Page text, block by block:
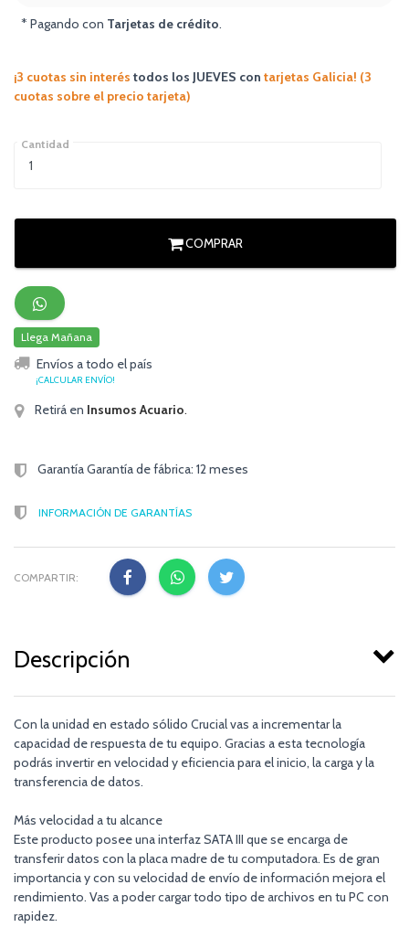
* Pagando con Tarjetas de crédito.
¡3 cuotas sin interés todos los JUEVES con tarjetas Galicia! (3
cuotas sobre el precio tarjeta)
Cantidad
COMPRAR
Llega Mañana
Envíos a todo el país
¡CALCULAR ENVÍO!
Retirá en Insumos Acuario.
Garantía Garantía de fábrica: 12 meses
INFORMACIÓN DE GARANTÍAS
COMPARTIR:
Descripción
Con la unidad en estado sólido Crucial vas a incrementar la
capacidad de respuesta de tu equipo. Gracias a esta tecnología
podrás invertir en velocidad y eficiencia para el inicio, la carga y la
transferencia de datos.
Más velocidad a tu alcance
Este producto posee una interfaz SATA III que se encarga de
transferir datos con la placa madre de tu computadora. Es de gran
importancia y con su velocidad de envío de información mejora el
rendimiento. Vas a poder cargar todo tipo de archivos en tu PC con
rapidez.